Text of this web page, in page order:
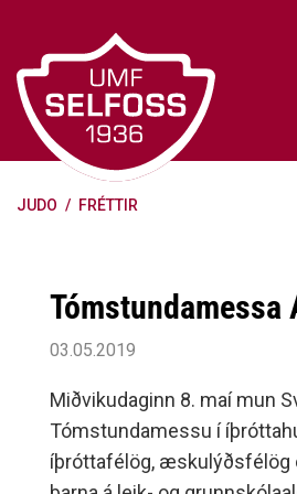
efni
Æfingagjöld
Frádráttarbærir styrkir til
Fræðslu- og forvarnarstefna
Selfoss
Jafnréttisáætlun Umf.
Persónuverndarstefna Umf.
Selfoss
Reglugerð um fjáraflanir
JUDO / FRÉTTIR
Tómstundamessa
03.05.2019
Miðvikudaginn 8. maí mun
Tómstundamessu í
íþróttafélög, æskulýðsfélög